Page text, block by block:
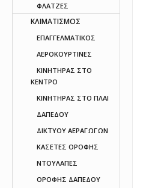
ΦΛΑΤΖΕΣ
ΚΛΙΜΑΤΙΣΜΟΣ
ΕΠΑΓΓΕΛΜΑΤΙΚΟΣ
ΑΕΡΟΚΟΥΡΤΙΝΕΣ
ΚΙΝΗΤΗΡΑΣ ΣΤΟ
ΚΕΝΤΡΟ
ΚΙΝΗΤΗΡΑΣ ΣΤΟ ΠΛΑΙ
ΔΑΠΕΔΟΥ
ΔΙΚΤΥΟΥ ΑΕΡΑΓΩΓΩΝ
ΚΑΣΕΤΕΣ ΟΡΟΦΗΣ
ΝΤΟΥΛΑΠΕΣ
ΟΡΟΦΗΣ ΔΑΠΕΔΟΥ